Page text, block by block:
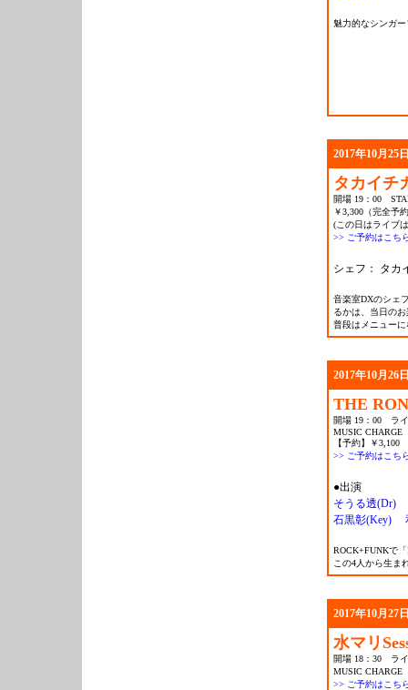
魅力的なシンガ
2017年10月25
タカイチ
開場 19：00
￥3,300（完全
(この日はライブ
>> ご予約はこち
シェフ： タカ
音楽室DXのシェ
るかは、当日の
普段はメニュー
2017年10月26
THE
開場 19：00 ラ
MUSIC CHARGE
【予約】￥
>> ご予約はこち
●出演
そうる透(Dr)
石黒彰(Key)
ROCK+FUNKで
この4人から生ま
2017年10月27
水マリ
開場 18：30 ラ
MUSIC
>> ご予約はこち